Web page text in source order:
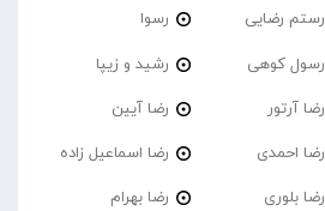
رستم رضایی رسوا
رسول کوهی رشید و زیپا
رضا آرتور رضا آیین
رضا احمدی رضا اسماعیل زاده
رضا بلوری رضا بهرام